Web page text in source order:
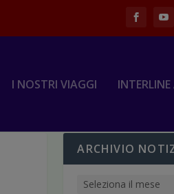
I NOSTRI VIAGGI
ARCHIVIO